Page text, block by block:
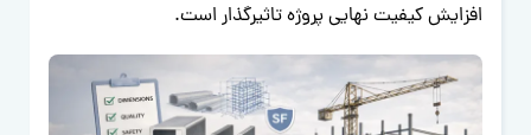
افزایش کیفیت نهایی پروژه تاثیرگذار است.